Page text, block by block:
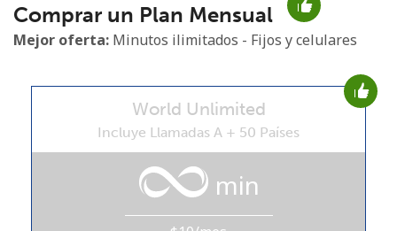
Mínimo 8 caracteres
Una letra mayúscula y una minúscula
Un número
Comprar un Plan Mensual
Mejor oferta: Minutos ilimitados - Fijos y celulares
World Unlimited
Incluye Llamadas A + 50 Países
min